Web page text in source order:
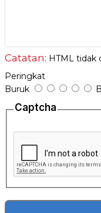
Catatan: HTML tidak
Peringkat
Buruk
Captcha